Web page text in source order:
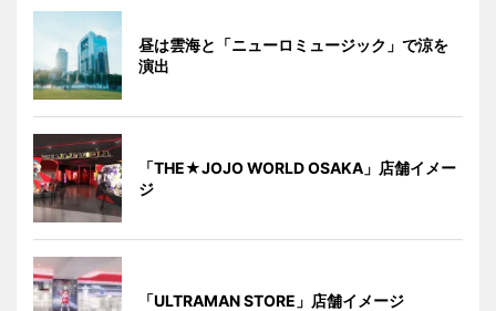
昼は雲海と「ニューロミュージック」で涼を
演出
「THE★JOJO WORLD OSAKA」店舗イメー
ジ
「ULTRAMAN STORE」店舗イメージ